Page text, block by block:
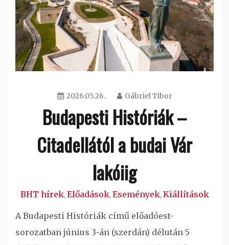
2026.05.26. Gábriel Tibor
Budapesti Históriák –
Citadellától a budai Vár
lakóiig
BHT hírek,Előadások,Események,Kiállítások
A Budapesti Históriák című előadóest-
sorozatban június 3-án (szerdán) délután 5